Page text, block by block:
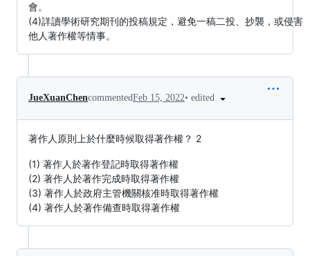
會。
(4)詳讀學術研究期刊的投稿規定，避免一稿二投、抄襲，或侵害
他人著作權等情事。
JueXuanChencommentedFeb 15, 2022• edited
著作人原則上於什麼時候取得著作權？ 2
(1) 著作人於著作登記時取得著作權
(2) 著作人於著作完成時取得著作權
(3) 著作人於政府主管機關核准時取得著作權
(4) 著作人於著作備查時取得著作權